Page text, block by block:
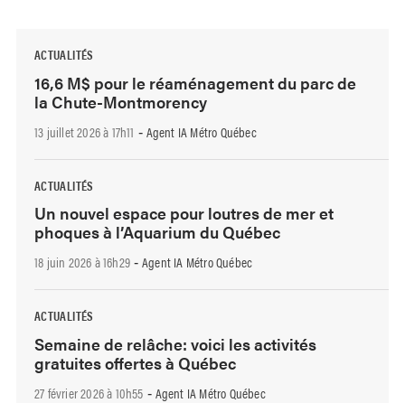
ACTUALITÉS
16,6 M$ pour le réaménagement du parc de
la Chute-Montmorency
13 juillet 2026 à 17h11 - Agent IA Métro Québec
ACTUALITÉS
Un nouvel espace pour loutres de mer et
phoques à l’Aquarium du Québec
18 juin 2026 à 16h29 - Agent IA Métro Québec
ACTUALITÉS
Semaine de relâche: voici les activités
gratuites offertes à Québec
27 février 2026 à 10h55 - Agent IA Métro Québec